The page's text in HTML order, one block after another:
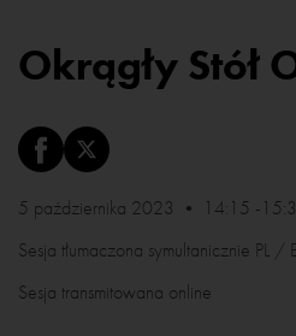
Okrągły Stół
5 października 2023 • 14:15 -
Sesja tłumaczona symultanicznie PL /
Sesja transmitowana online